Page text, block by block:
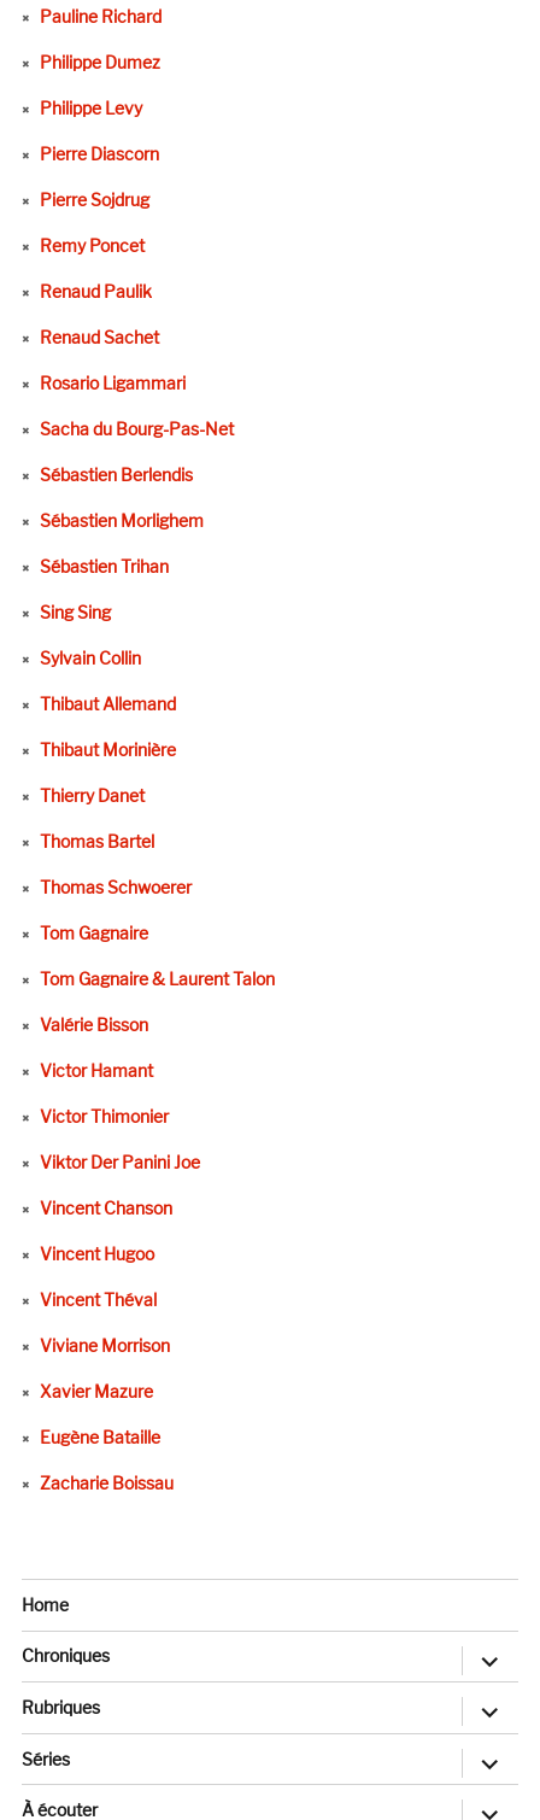
Pauline Richard
Philippe Dumez
Philippe Levy
Pierre Diascorn
Pierre Sojdrug
Remy Poncet
Renaud Paulik
Renaud Sachet
Rosario Ligammari
Sacha du Bourg-Pas-Net
Sébastien Berlendis
Sébastien Morlighem
Sébastien Trihan
Sing Sing
Sylvain Collin
Thibaut Allemand
Thibaut Morinière
Thierry Danet
Thomas Bartel
Thomas Schwoerer
Tom Gagnaire
Tom Gagnaire & Laurent Talon
Valérie Bisson
Victor Hamant
Victor Thimonier
Viktor Der Panini Joe
Vincent Chanson
Vincent Hugoo
Vincent Théval
Viviane Morrison
Xavier Mazure
Eugène Bataille
Zacharie Boissau
Home
Chroniques
ouvrir
sous-
menu
Rubriques
ouvrir
sous-
menu
Séries
ouvrir
sous-
menu
À écouter
ouvrir